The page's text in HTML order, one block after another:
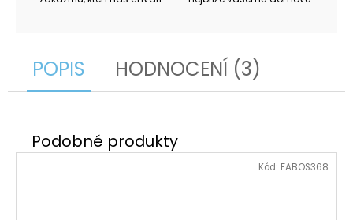
POPIS HODNOCENÍ (3)
Kód: FABOS368